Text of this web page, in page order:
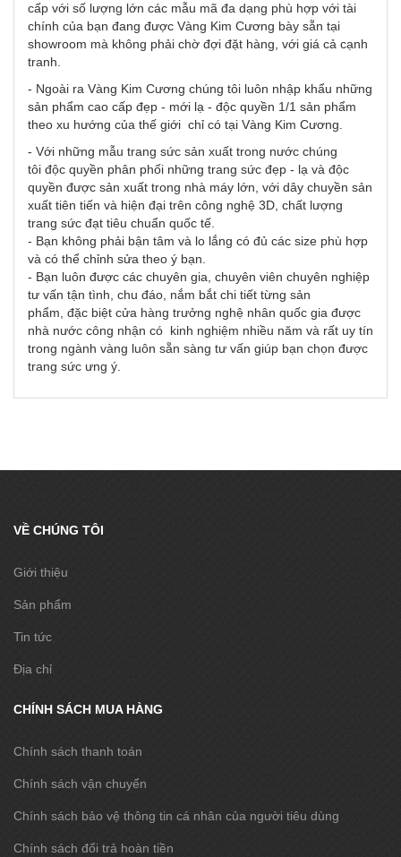
cấp với số lượng lớn các mẫu mã đa dạng phù hợp với tài
chính của bạn đang được Vàng Kim Cương bày sẵn tại
showroom mà không phải chờ đợi đặt hàng, với giá cả cạnh
tranh.
- Ngoài ra Vàng Kim Cương chúng tôi luôn nhập khẩu những
sản phẩm cao cấp đẹp - mới lạ - độc quyền 1/1 sản phẩm
theo xu hướng của thế giới chỉ có tại Vàng Kim Cương.
- Với những mẫu trang sức sản xuất trong nước chúng
tôi độc quyền phân phối những trang sức đẹp - lạ và độc
quyền được sản xuất trong nhà máy lớn, với dây chuyền sản
xuất tiên tiến và hiện đại trên công nghệ 3D, chất lượng
trang sức đạt tiêu chuẩn quốc tế.
- Bạn không phải bận tâm và lo lắng có đủ các size phù hợp
và có thể chỉnh sửa theo ý bạn.
- Bạn luôn được các chuyên gia, chuyên viên chuyên nghiệp
tư vấn tận tình, chu đáo, nắm bắt chi tiết từng sản
phẩm, đặc biệt cửa hàng trưởng nghệ nhân quốc gia được
nhà nước công nhận có kinh nghiệm nhiều năm và rất uy tín
trong ngành vàng luôn sẵn sàng tư vấn giúp bạn chọn được
trang sức ưng ý.
VỀ CHÚNG TÔI
Giới thiệu
Sản phẩm
Tin tức
Địa chỉ
CHÍNH SÁCH MUA HÀNG
Chính sách thanh toán
Chính sách vận chuyển
Chính sách bảo vệ thông tin cá nhân của người tiêu dùng
Chính sách đổi trả hoàn tiền